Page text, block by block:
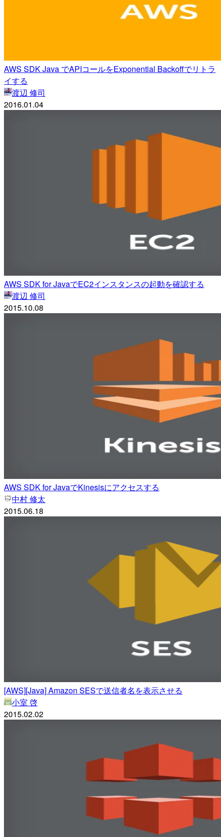
AWS SDK Java でAPIコールをExponential Backoffでリトラ
イする
渡辺 修司
2016.01.04
AWS SDK for JavaでEC2インスタンスの起動を確認する
渡辺 修司
2015.10.08
AWS SDK for JavaでKinesisにアクセスする
中村 修太
2015.06.18
[AWS][Java] Amazon SESで送信者名を表示させる
小室 啓
2015.02.02